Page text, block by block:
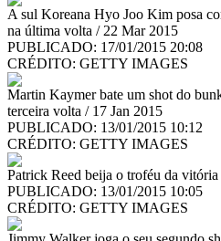
A sul Koreana Hyo Joo Kim posa
na última volta / 22 Mar 2015
PUBLICADO: 17/01/2015 20:08
CRÉDITO: GETTY IMAGES
Martin Kaymer bate um shot do
terceira volta / 17 Jan 2015
PUBLICADO: 13/01/2015 10:12
CRÉDITO: GETTY IMAGES
Patrick Reed beija o troféu da
PUBLICADO: 13/01/2015 10:05
CRÉDITO: GETTY IMAGES